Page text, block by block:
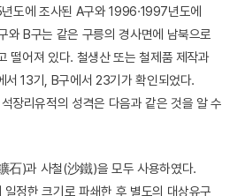
도에 조사된 A구와 1996·1997년도에
와 B구는 같은 구릉의 경사면에 남북으로
떨어져 있다. 철생산 또는 철제품 제작과
13기, B구에서 23기가 확인되었다.
장리유적의 성격은 다음과 같은 것을 알 수
石)과 사철(沙鐵)을 모두 사용하였다.
정한 크기로 파쇄한 후 별도의 대상유구